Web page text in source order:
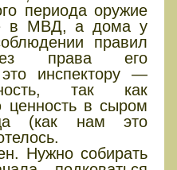
периода оружие
в МВД, а дома у
правил
права его
инспектору —
так как
ценность в сыром
(как нам это
Нужно собирать